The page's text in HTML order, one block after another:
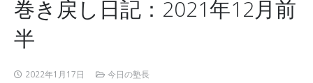
巻き戻し日記：2021年12月前
半
2022年1月17日 今日の塾長